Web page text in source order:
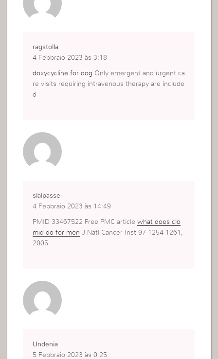
ragstolla
4 Febbraio 2023 às 3:18
doxycycline for dog Only emergent and urgent ca
re visits requiring intravenous therapy are include
d
slalpasse
4 Febbraio 2023 às 14:49
PMID 33467522 Free PMC articlewhat does clo
mid do for men J Natl Cancer Inst 97 1254 1261,
2005
Undenia
5 Febbraio 2023 às 0:25